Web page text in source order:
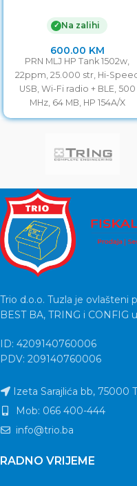
✓ Na zalihi
600.00 KM
PRN MLJ HP Tank 1502w,
22ppm, 25.000 str, Hi-
USB, Wi-Fi radio + BLE, 500
MHz, 64 MB, HP 154A/X
Trio d.o.o. Tuzla je ovlašteni
BEST BA, TRING i CONFIG
ID: 4209140760006
PDV: 209140760006
Izeta Sarajlića bb, 75000
Mob: 066 400-444
info@trio.ba
RADNO VRIJEME